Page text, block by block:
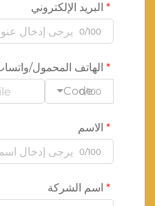
البريد الإلكتروني
0/100
الهاتف المحمول/
Code
0/100
الاسم
0/100
اسم الشركة